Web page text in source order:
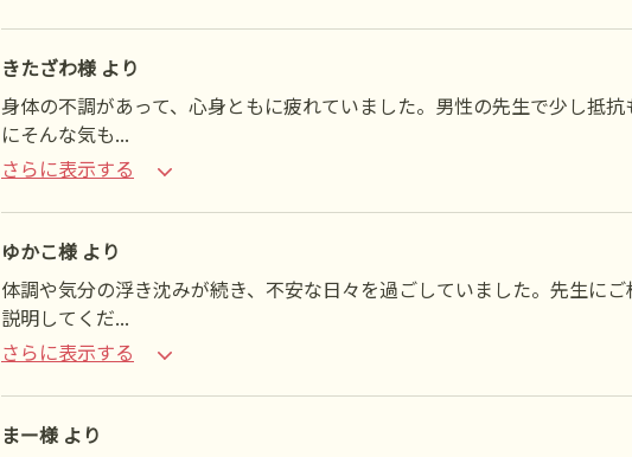
きたざわ様 より
身体の不調があって、心身ともに疲れていました。男性の先生で少し抵
にそんな気も...
さらに表示する
ゆかこ様 より
体調や気分の浮き沈みが続き、不安な日々を過ごしていました。先生に
説明してくだ...
さらに表示する
まー様 より